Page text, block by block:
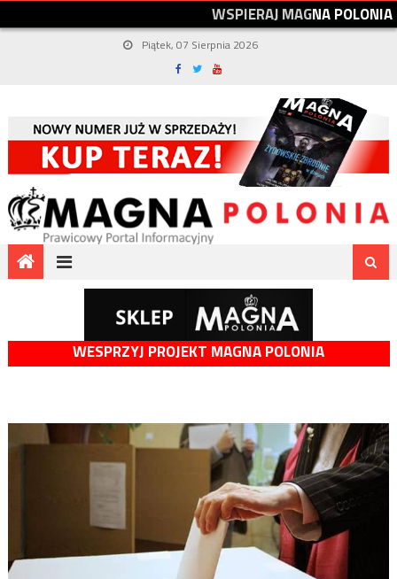
WSPIERAJMAGNAPOLONIA
Piątek, 07 Sierpnia 2026
WESPRZYJ PROJEKT MAGNA POLONIA